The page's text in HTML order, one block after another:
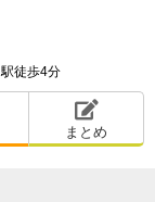
徒歩4分
まとめ